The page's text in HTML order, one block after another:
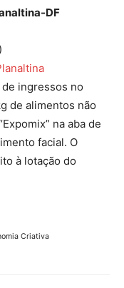
DF
ingressos no
de alimentos não
na aba de
facial. O
à lotação do
Criativa